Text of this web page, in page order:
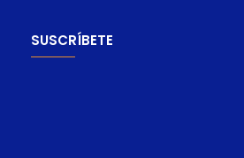
SUSCRÍBETE